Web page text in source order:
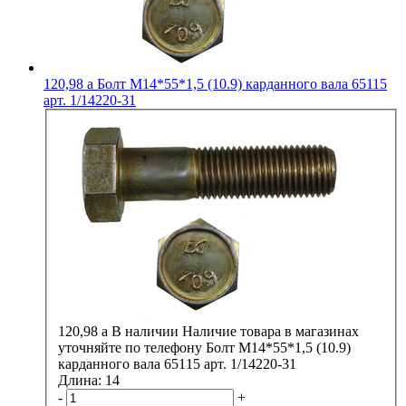
120,98 a Болт М14*55*1,5 (10.9) карданного вала 65115
арт. 1/14220-31
120,98 a В наличии Наличие товара в магазинах
уточняйте по телефону Болт М14*55*1,5 (10.9)
карданного вала 65115 арт. 1/14220-31
Длина: 14
-
+